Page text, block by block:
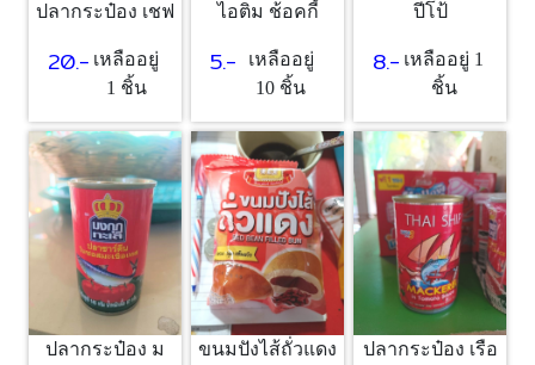
ปลากระป๋อง เชฟ
20.- เหลืออยู่
1 ชิ้น
ไอติม ช้อคกี้
5.-
เหลืออยู่
10 ชิ้น
ปีโป้
8.- เหลืออยู่ 1
ชิ้น
ปลากระป๋อง ม
ขนมปังไส้ถั่วแดง
ปลากระป๋อง เรือ